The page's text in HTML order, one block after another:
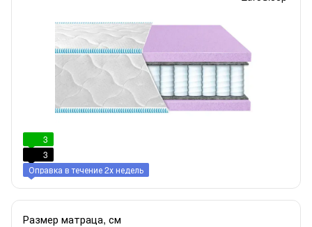
3
3
Оправка в течение 2х недель
Размер матраца, см